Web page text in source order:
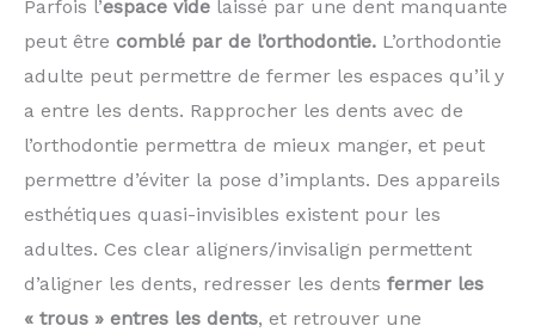
Parfois l’espace vide laissé par une dent manquante
peut être comblé par de l’orthodontie. L’orthodontie
adulte peut permettre de fermer les espaces qu’il y
a entre les dents. Rapprocher les dents avec de
l’orthodontie permettra de mieux manger, et peut
permettre d’éviter la pose d’implants. Des appareils
esthétiques quasi-invisibles existent pour les
adultes. Ces clear aligners/invisalign permettent
d’aligner les dents, redresser les dents fermer les
« trous » entres les dents, et retrouver une